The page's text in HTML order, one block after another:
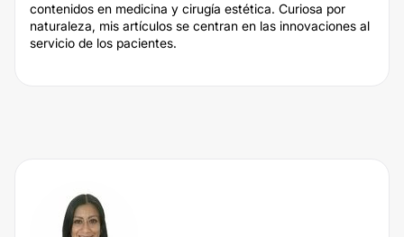
contenidos en medicina y cirugía estética. Curiosa por
naturaleza, mis artículos se centran en las innovaciones al
servicio de los pacientes.